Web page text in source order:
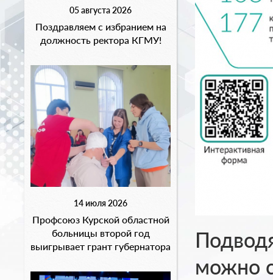
05 августа 2026
Поздравляем с избранием на
должность ректора КГМУ!
14 июля 2026
Профсоюз Курской областной
больницы второй год
выигрывает грант губернатора
можно